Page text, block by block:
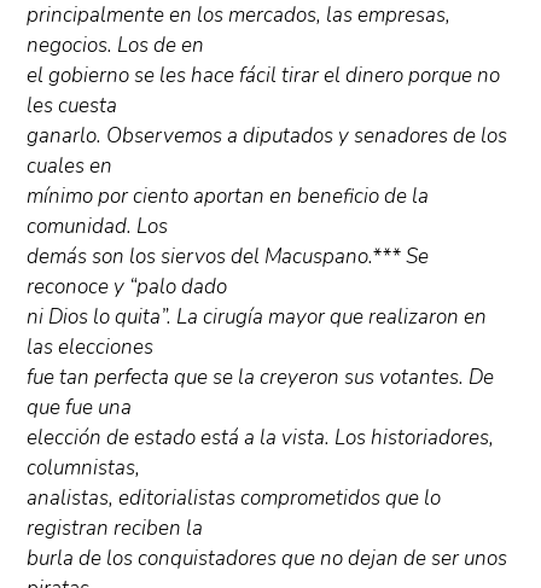
principalmente en los mercados, las empresas,
negocios. Los de en
el gobierno se les hace fácil tirar el dinero porque no
les cuesta
ganarlo. Observemos a diputados y senadores de los
cuales en
mínimo por ciento aportan en beneficio de la
comunidad. Los
demás son los siervos del Macuspano.*** Se
reconoce y “palo dado
ni Dios lo quita”. La cirugía mayor que realizaron en
las elecciones
fue tan perfecta que se la creyeron sus votantes. De
que fue una
elección de estado está a la vista. Los historiadores,
columnistas,
analistas, editorialistas comprometidos que lo
registran reciben la
burla de los conquistadores que no dejan de ser unos